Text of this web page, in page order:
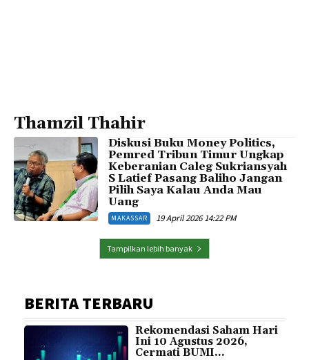
Thamzil Thahir
Diskusi Buku Money Politics,
Pemred Tribun Timur Ungkap
Keberanian Caleg Sukriansyah
S Latief Pasang Baliho Jangan
Pilih Saya Kalau Anda Mau
Uang
MAKASSAR 19 April 2026 14:22 PM
Tampilkan lebih banyak
BERITA TERBARU
Rekomendasi Saham Hari
Ini 10 Agustus 2026,
Cermati BUMI...